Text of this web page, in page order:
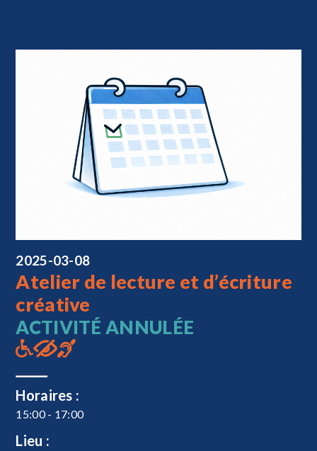
2025-03-08
Atelier de lecture et d’écriture
créative
ACTIVITÉ ANNULÉE
Horaires :
15:00 - 17:00
Lieu :